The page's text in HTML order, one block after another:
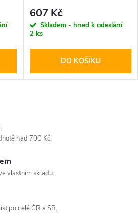
607 Kč
Skladem - hned k odeslání
2 ks
DO KOŠÍKU
nad 700 Kč.
vlastním skladu.
po celé ČR a SR.